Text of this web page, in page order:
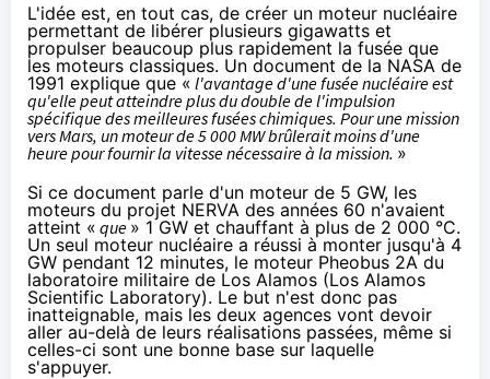
L'idée est, en tout cas, de créer un moteur nucléaire
permettant de libérer plusieurs gigawatts et
propulser beaucoup plus rapidement la fusée que
les moteurs classiques. Un document de la NASA de
1991 explique que « l'avantage d'une fusée nucléaire est
qu'elle peut atteindre plus du double de l'impulsion
spécifique des meilleures fusées chimiques. Pour une mission
vers Mars, un moteur de 5 000 MW brûlerait moins d'une
heure pour fournir la vitesse nécessaire à la mission. »
Si ce document parle d'un moteur de 5 GW, les
moteurs du projet NERVA des années 60 n'avaient
atteint « que» 1 GW et chauffant à plus de 2 000 °C.
Un seul moteur nucléaire a réussi à monter jusqu'à 4
GW pendant 12 minutes, le moteur Pheobus 2A du
laboratoire militaire de Los Alamos (Los Alamos
Scientific Laboratory). Le but n'est donc pas
inatteignable, mais les deux agences vont devoir
aller au-delà de leurs réalisations passées, même si
celles-ci sont une bonne base sur laquelle
s'appuyer.